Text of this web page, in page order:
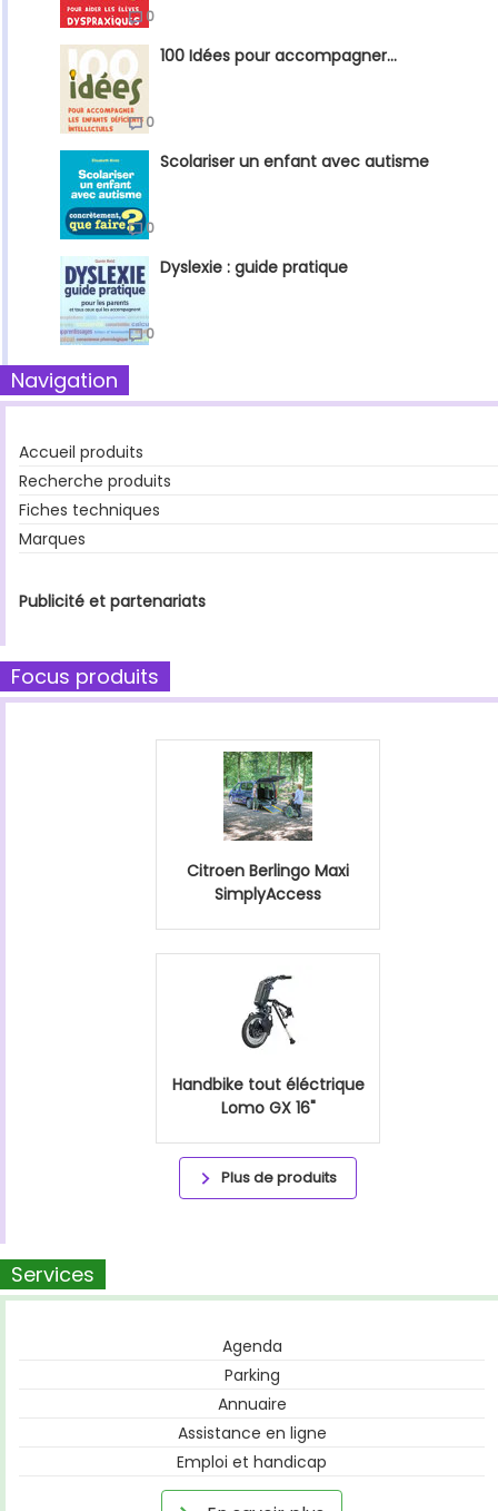
0
100 Idées pour accompagner...
0
Scolariser un enfant avec autisme
0
Dyslexie : guide pratique
0
Navigation
Accueil produits
Recherche produits
Fiches techniques
Marques
Publicité et partenariats
Focus produits
Citroen Berlingo Maxi
SimplyAccess
Handbike tout éléctrique
Lomo GX 16"
Plus de produits
Services
Agenda
Parking
Annuaire
Assistance en ligne
Emploi et handicap